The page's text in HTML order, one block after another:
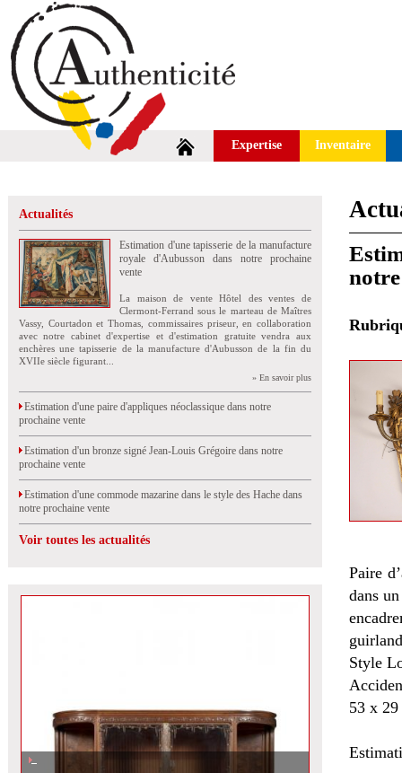
Expertise Inventaire
Actualités
Estimation d'une tapisserie de la manufacture
royale d'Aubusson dans notre prochaine
vente
La maison de vente Hôtel des ventes de
Clermont-Ferrand sous le marteau de Maîtres
Vassy, Courtadon et Thomas, commissaires priseur, en collaboration
avec notre cabinet d'expertise et d'estimation gratuite vendra aux
enchères une tapisserie de la manufacture d'Aubusson de la fin du
XVIIe siècle figurant...
» En savoir plus
Estimation d'une paire d'appliques néoclassique dans notre
prochaine vente
Estimation d'un bronze signé Jean-Louis Grégoire dans notre
prochaine vente
Estimation d'une commode mazarine dans le style des Hache dans
notre prochaine vente
Voir toutes les actualités
Paire
dans un
Style
53 x